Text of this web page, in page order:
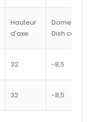
Hauteur
d'axe
Dome /
Dish cc's
32 -8,5
32 -8,5